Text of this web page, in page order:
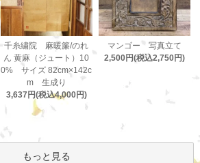
千糸繍院 麻暖簾/のれ
ん 黄麻（ジュート）10
0% サイズ 82cm×142c
m 生成り
3,637円(税込4,000円)
マンゴー 写真立て
2,500円(税込2,750円)
もっと見る